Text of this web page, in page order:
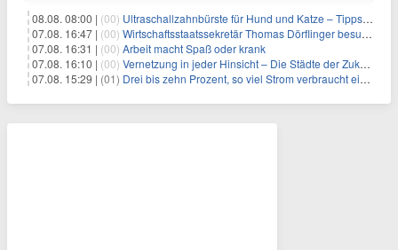
08.08. 08:00 | (00) Ultraschallzahnbürste für Hund und Katze – Tipps zur erfolgreichen Eingewöhnung
07.08. 16:47 | (00) Wirtschaftsstaatssekretär Thomas Dörflinger besucht Handwerksbetrieb im Kammerbezirk Freiburg
07.08. 16:31 | (00) Arbeit macht Spaß oder krank
07.08. 16:10 | (00) Vernetzung in jeder Hinsicht – Die Städte der Zukunft sind grün-blau
07.08. 15:29 | (01) Drei bis zehn Prozent, so viel Strom verbraucht ein Aufzug im Gebäude